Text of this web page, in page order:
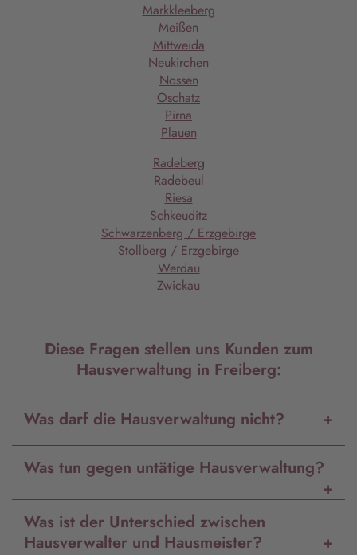
Markkleeberg
Meißen
Mittweida
Neukirchen
Nossen
Oschatz
Pirna
Plauen
Radeberg
Radebeul
Riesa
Schkeuditz
Schwarzenberg / Erzgebirge
Stollberg / Erzgebirge
Werdau
Zwickau
Diese Fragen stellen uns Kunden zum
Hausverwaltung in Freiberg:
Was darf die Hausverwaltung nicht?
Was tun gegen untätige Hausverwaltung?
Was ist der Unterschied zwischen
Hausverwalter und Hausmeister?